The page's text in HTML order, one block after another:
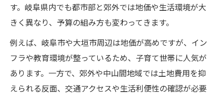
す。岐阜県内でも都市部と郊外では地価や生活環境が大
きく異なり、予算の組み方も変わってきます。
例えば、岐阜市や大垣市周辺は地価が高めですが、イン
フラや教育環境が整っているため、子育て世帯に人気が
あります。一方で、郊外や中山間地域では土地費用を抑
えられる反面、交通アクセスや生活利便性の確認が必要